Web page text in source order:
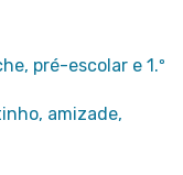
pré-escolar e 1.º
amizade,